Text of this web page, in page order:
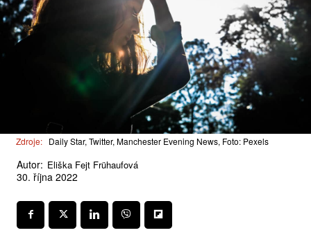
Zdroje: Daily Star, Twitter, Manchester Evening News, Foto: Pexels
Autor: Eliška Fejt Frühaufová
30. října 2022